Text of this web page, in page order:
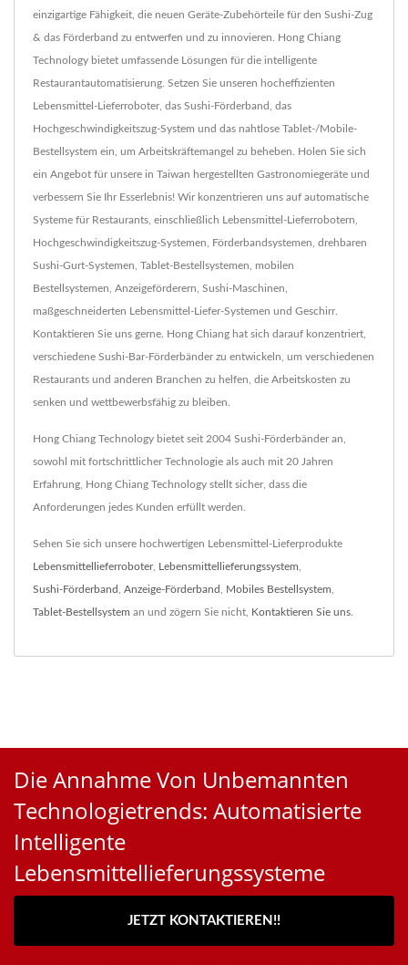
einzigartige Fähigkeit, die neuen Geräte-Zubehörteile für den Sushi-Zug
& das Förderband zu entwerfen und zu innovieren. Hong Chiang
Technology bietet umfassende Lösungen für die intelligente
Restaurantautomatisierung. Setzen Sie unseren hocheffizienten
Lebensmittel-Lieferroboter, das Sushi-Förderband, das
Hochgeschwindigkeitszug-System und das nahtlose Tablet-/Mobile-
Bestellsystem ein, um Arbeitskräftemangel zu beheben. Holen Sie sich
ein Angebot für unsere in Taiwan hergestellten Gastronomiegeräte und
verbessern Sie Ihr Esserlebnis! Wir konzentrieren uns auf automatische
Systeme für Restaurants, einschließlich Lebensmittel-Lieferrobotern,
Hochgeschwindigkeitszug-Systemen, Förderbandsystemen, drehbaren
Sushi-Gurt-Systemen, Tablet-Bestellsystemen, mobilen
Bestellsystemen, Anzeigeförderern, Sushi-Maschinen,
maßgeschneiderten Lebensmittel-Liefer-Systemen und Geschirr.
Kontaktieren Sie uns gerne. Hong Chiang hat sich darauf konzentriert,
verschiedene Sushi-Bar-Förderbänder zu entwickeln, um verschiedenen
Restaurants und anderen Branchen zu helfen, die Arbeitskosten zu
senken und wettbewerbsfähig zu bleiben.
Hong Chiang Technology bietet seit 2004 Sushi-Förderbänder an,
sowohl mit fortschrittlicher Technologie als auch mit 20 Jahren
Erfahrung, Hong Chiang Technology stellt sicher, dass die
Anforderungen jedes Kunden erfüllt werden.
Sehen Sie sich unsere hochwertigen Lebensmittel-Lieferprodukte
Lebensmittellieferroboter, Lebensmittellieferungssystem
Sushi-Förderband Anzeige-Förderband Mobiles Bestellsystem
Tablet-Bestellsystem an und zögern Sie nicht, Kontaktieren Sie uns
Die Annahme Von Unbemannten
Technologietrends: Automatisierte
Intelligente
Lebensmittellieferungssysteme
JETZT KONTAKTIEREN!!